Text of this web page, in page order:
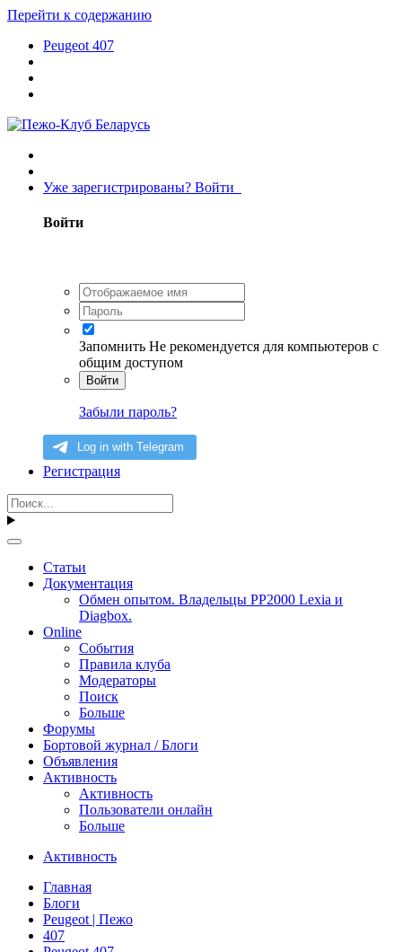
Перейти к содержанию
Peugeot 407
Уже зарегистрированы? Войти
Войти
Запомнить Не рекомендуется для компьютеров с
общим доступом
Войти
Забыли пароль?
Регистрация
Статьи
Документация
Обмен опытом. Владельцы PP2000 Lexia и
Diagbox.
Online
События
Правила клуба
Модераторы
Поиск
Больше
Форумы
Бортовой журнал / Блоги
Объявления
Активность
Активность
Пользователи онлайн
Больше
Активность
Главная
Блоги
Peugeot | Пежо
407